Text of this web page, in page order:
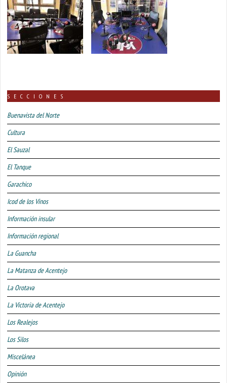
SECCIONES
Buenavista del Norte
Cultura
El Sauzal
El Tanque
Garachico
Icod de los Vinos
Información insular
Información regional
La Guancha
La Matanza de Acentejo
La Orotava
La Victoria de Acentejo
Los Realejos
Los Silos
Miscelánea
Opinión